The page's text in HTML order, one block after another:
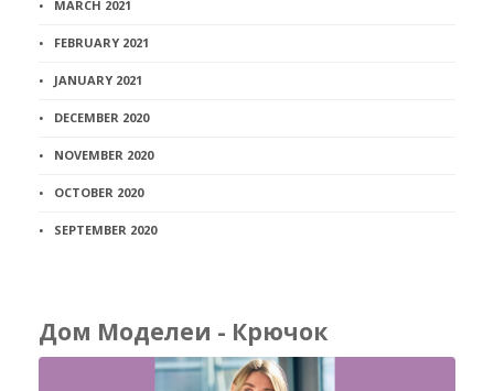
MARCH 2021
FEBRUARY 2021
JANUARY 2021
DECEMBER 2020
NOVEMBER 2020
OCTOBER 2020
SEPTEMBER 2020
Дом Моделеи - Крючок